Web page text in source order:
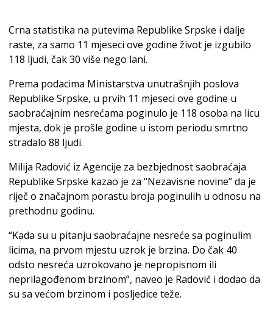
Crna statistika na putevima Republike Srpske i dalje
raste, za samo 11 mjeseci ove godine život je izgubilo
118 ljudi, čak 30 više nego lani.
Prema podacima Ministarstva unutrašnjih poslova
Republike Srpske, u prvih 11 mjeseci ove godine u
saobraćajnim nesrećama poginulo je 118 osoba na licu
mjesta, dok je prošle godine u istom periodu smrtno
stradalo 88 ljudi.
Milija Radović iz Agencije za bezbjednost saobraćaja
Republike Srpske kazao je za “Nezavisne novine” da je
riječ o značajnom porastu broja poginulih u odnosu na
prethodnu godinu.
“Kada su u pitanju saobraćajne nesreće sa poginulim
licima, na prvom mjestu uzrok je brzina. Do čak 40
odsto nesreća uzrokovano je nepropisnom ili
neprilagođenom brzinom”, naveo je Radović i dodao da
su sa većom brzinom i posljedice teže.